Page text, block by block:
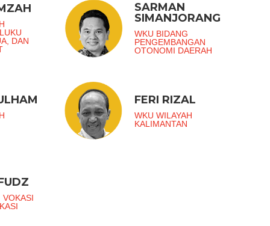
DAN
SARMAN
SIMANJORANG
WKU BIDANG
PENGEMBANGAN
OTONOMI DAERAH
FERI RIZAL
WKU WILAYAH
KALIMANTAN
VOKASI